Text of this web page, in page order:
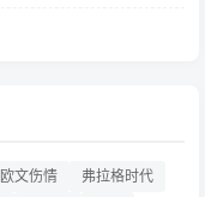
欧文伤情
弗拉格时代